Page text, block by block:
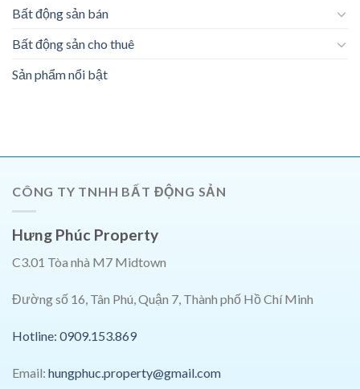
Bất động sản bán
Bất động sản cho thuê
Sản phẩm nổi bật
CÔNG TY TNHH BẤT ĐỘNG SẢN
Hưng Phúc Property
C3.01 Tòa nhà M7 Midtown
Đường số 16, Tân Phú, Quận 7, Thành phố Hồ Chí Minh
Hotline: 0909.153.869
Email: hungphuc.property@gmail.com